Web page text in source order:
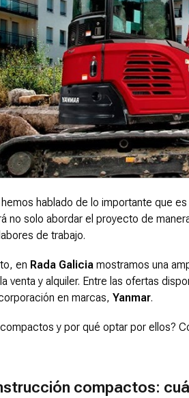
hablado de lo importante que
no solo abordar el proyecto de
de trabajo.
en Rada Galicia mostramos una
venta y alquiler. Entre las ofertas
en marcas, Yanmar.
y por qué optar por ellos?
compactos: